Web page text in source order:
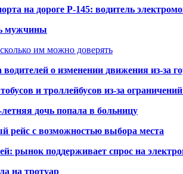
на дороге Р-145: водитель
мужчины
им можно доверять
о изменении движения из-за
и троллейбусов из-за
дочь попала в больницу
рейс с возможностью выбора места
рынок поддерживает спрос на
на тротуар